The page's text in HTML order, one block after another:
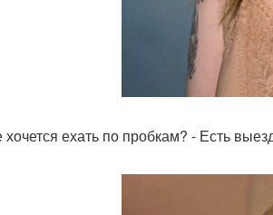
хочется ехать по пробкам? - Есть